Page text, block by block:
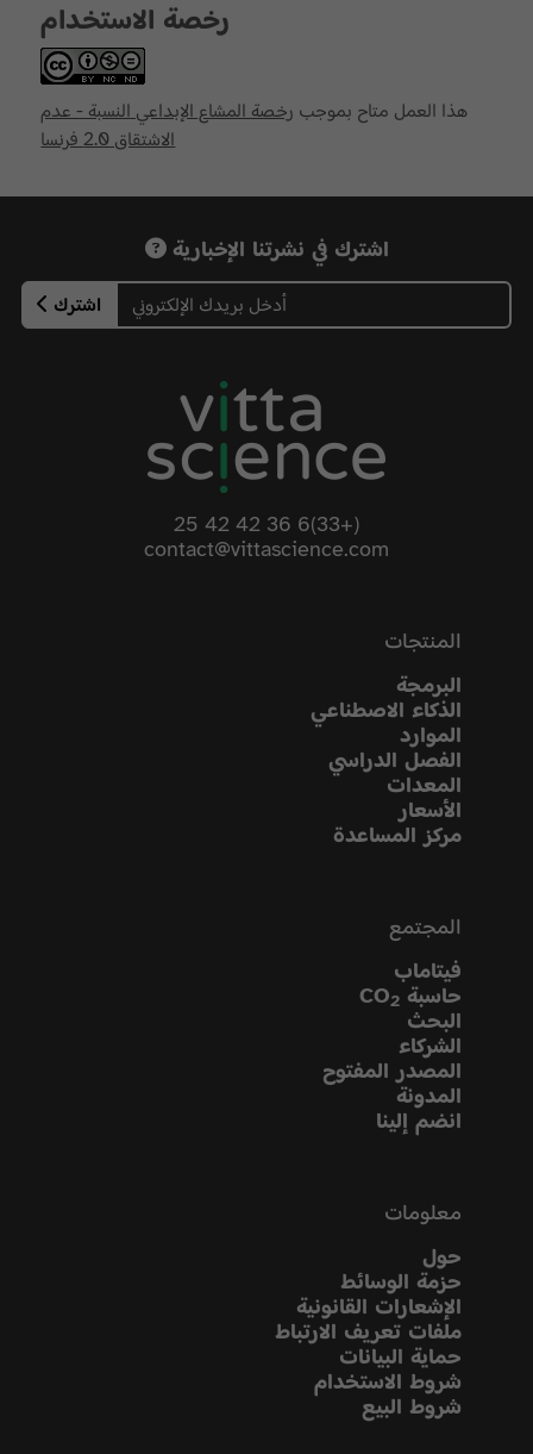
رخصة الاستخدام
هذا العمل متاح بموجب رخصة المشاع الإبداعي النسبة - عدم
الاشتقاق 2.0 فرنسا
اشترك في نشرتنا الإخبارية
اشترك
(+33)6 36 42 42 25
contact@vittascience.com
المنتجات
البرمجة
الذكاء الاصطناعي
الموارد
الفصل الدراسي
المعدات
الأسعار
مركز المساعدة
المجتمع
فيتاماب
حاسبة CO 2
البحث
الشركاء
المصدر المفتوح
المدونة
انضم إلينا
معلومات
حول
حزمة الوسائط
الإشعارات القانونية
ملفات تعريف الارتباط
حماية البيانات
شروط الاستخدام
شروط البيع